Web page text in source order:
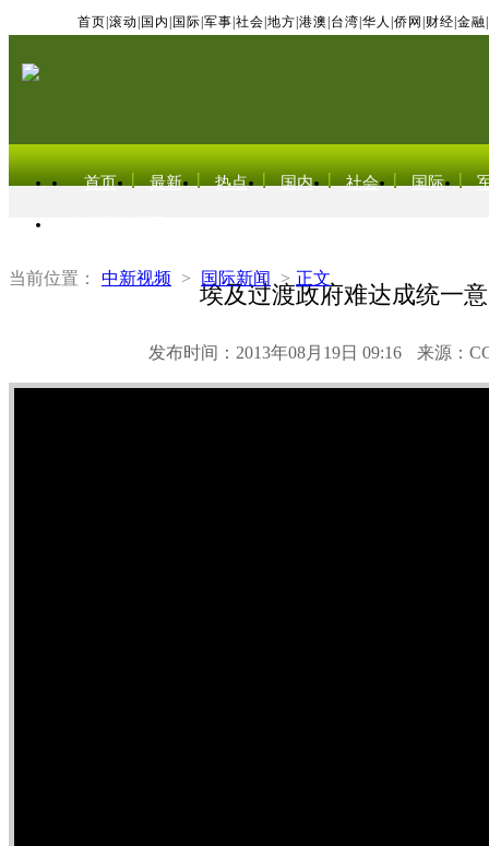
首页 滚动 国内 国际 军事 社会 地方 港澳 台湾 华人 侨网 财经 金融
首页 最新 热点 国内 社会 国际
当前位置： 中新视频 > 国际新闻 > 正文
埃及过渡政府难达成统一
发布时间：2013年08月19日 09:16 来源：